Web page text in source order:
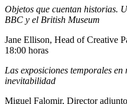
Objetos que cuentan historias.
BBC y el British Museum
Jane Ellison, Head of Creative
18:00 horas
Las exposiciones temporales
inevitabilidad
Miguel Falomir, Director